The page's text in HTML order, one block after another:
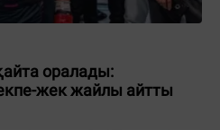
оралады:
жек жайлы айтты